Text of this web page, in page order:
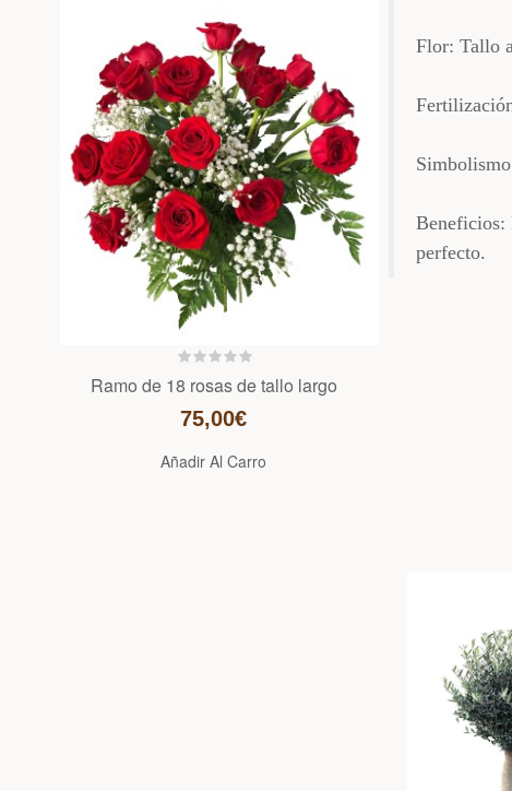
Ramo de 18 rosas de tallo largo
75,00€
Añadir Al Carro
Flor: Tallo
Beneficios:
perfecto.